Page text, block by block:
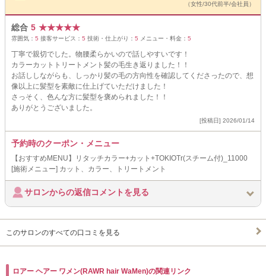
（女性/30代前半/会社員）
総合 5 ★★★★★
雰囲気： 5 接客サービス： 5 技術・仕上がり： 5 メニュー・料金： 5
丁寧で親切でした。物腰柔らかいので話しやすいです！
カラーカットトリートメント髪の毛生き返りました！！
お話ししながらも、しっかり髪の毛の方向性を確認してくださったので、想
像以上に髪型を素敵に仕上げていただけました！
さっそく、色んな方に髪型を褒められました！！
ありがとうございました。
[投稿日] 2026/01/14
予約時のクーポン・メニュー
【おすすめMENU】リタッチカラー+カット+TOKIOTr(スチーム付)_11000
[施術メニュー] カット、カラー、トリートメント
サロンからの返信コメントを見る
このサロンのすべての口コミを見る
ロアー ヘアー ワメン(RAWR hair WaMen)の関連リンク